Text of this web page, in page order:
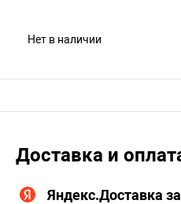
Нет в наличии
Доставка и
Яндекс.Доставка